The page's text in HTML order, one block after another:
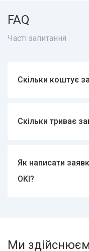
FAQ
Часті запитання
Скільки коштує
Скільки триває
Як написати
OKI?
Ми